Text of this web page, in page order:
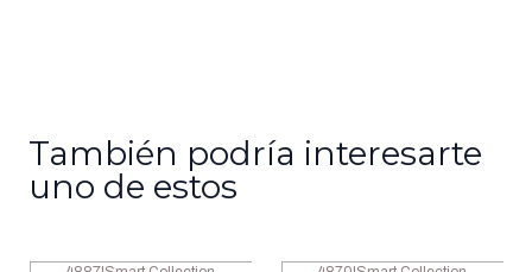
También podría interesarte
uno de estos